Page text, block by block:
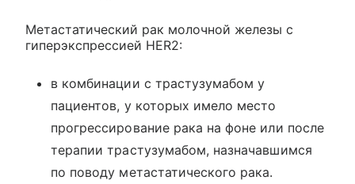
Метастатический рак молочной железы с
гиперэкспрессией HER2:
в комбинации с трастузумабом у
пациентов, у которых имело место
прогрессирование рака на фоне или после
терапии трастузумабом, назначавшимся
по поводу метастатического рака.